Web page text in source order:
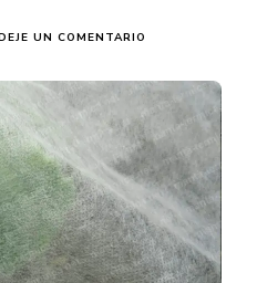
UN COMENTARIO
SIRVEN
LAS
MANTAS
TÉRMICAS